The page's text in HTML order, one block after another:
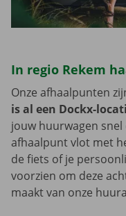
In regio Rekem
Onze afhaalpunten
is al een Dockx-
jouw huurwagen snel
afhaalpunt vlot met
de fiets of je
voorzien om deze
maakt van onze